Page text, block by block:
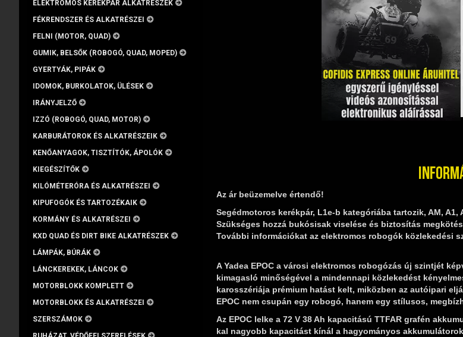
ELEKTROMOS KERÉKPÁR ALKATRÉSZEK
FÉKRENDSZER ÉS ALKATRÉSZEI
FELNI (MOTOR, QUAD)
GUMIK, BELSŐK (ROBOGÓ, QUAD, MOPED)
GYERTYÁK, PIPÁK
IDOMOK, BURKOLATOK, ÜLÉSEK
IRÁNYJELZŐ
IZZÓ (ROBOGÓ, QUAD, MOTOR)
KARBURÁTOROK ÉS ALKATRÉSZEIK
KENŐANYAGOK, TISZTÍTÓK, ÁPOLÓK
KIEGÉSZÍTŐK
KILÓMÉTERÓRA ÉS ALKATRÉSZEI
KIPUFOGÓK ÉS TARTOZÉKAIK
KORMÁNY ÉS ALKATRÉSZEI
KXD QUAD ÉS DIRT BIKE ALKATRÉSZEK
LÁMPÁK, BÚRÁK
LÁNCKEREKEK, LÁNCOK
MOTORBLOKK KOMPLETT
MOTORBLOKK ÉS ALKATRÉSZEI
SZERSZÁMOK
Az ár beüzemelve értendő!
Segédmotoros kerékpár, L1e-b kategóriába tartozik, AM,
Szükséges hozzá bukósisak viselése és biztosítás
További információkat az elektromos robogók közlekedési
A Yadea EPOC a városi elektromos robogózás új szintjét
kimagasló minőségével a mindennapi közlekedést
karosszériája prémium hatást kelt, miközben az autóipari
EPOC nem csupán egy robogó, hanem egy stílusos,
Az EPOC lelke a 72 V 38 Ah kapacitású TTFAR grafén
kal nagyobb kapacitást kínál a hagyományos